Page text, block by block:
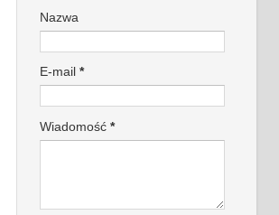
Nazwa
E-mail *
Wiadomość *